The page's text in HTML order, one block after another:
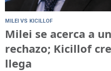
MILEI VS KICILLOF
Milei se acerca a
rechazo; Kicillof
llega